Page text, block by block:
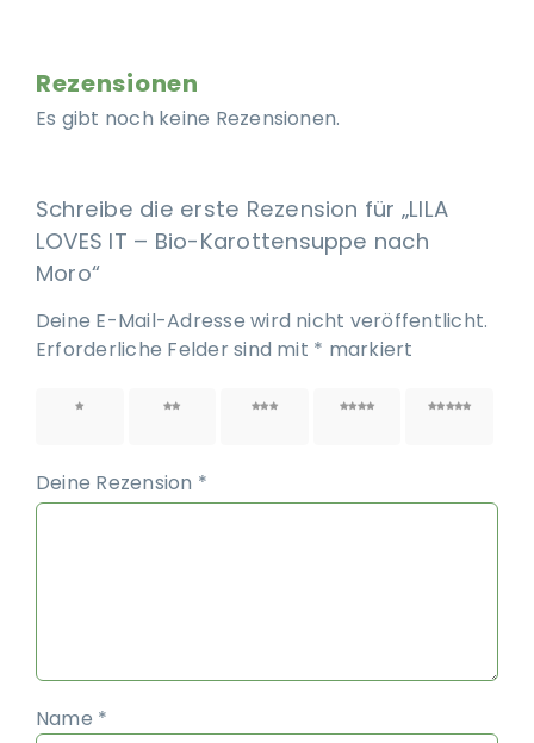
Rezensionen
Es gibt noch keine Rezensionen.
Schreibe die erste Rezension für „LILA
LOVES IT – Bio-Karottensuppe nach
Moro“
Deine E-Mail-Adresse wird nicht veröffentlicht.
Erforderliche Felder sind mit * markiert
1 von 2 von 3 von 4 von 5 von
Deine Rezension *
Name *